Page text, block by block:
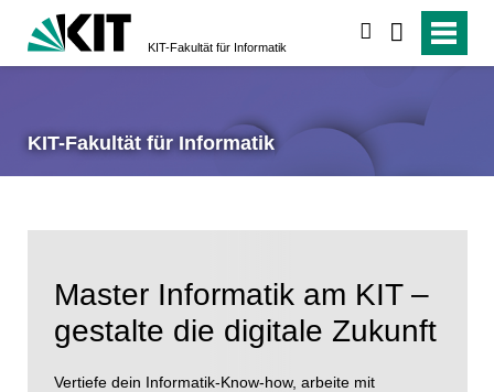
KIT-Fakultät für Informatik
KIT-Fakultät für Informatik
Master Informatik am KIT –
gestalte die digitale Zukunft
Vertiefe dein Informatik‑Know-how, arbeite mit